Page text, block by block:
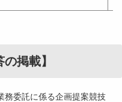
掲載】
務委託に係る企画提案競技